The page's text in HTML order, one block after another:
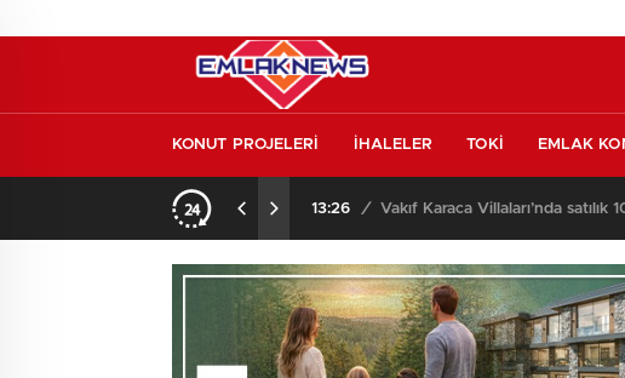
KONUT PROJELERİ İHALELER TOKİ EMLAK
13:26 / Vakıf Karaca Villaları’nda